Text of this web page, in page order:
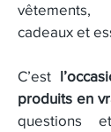
cadeaux et
C’est
produits en
questions